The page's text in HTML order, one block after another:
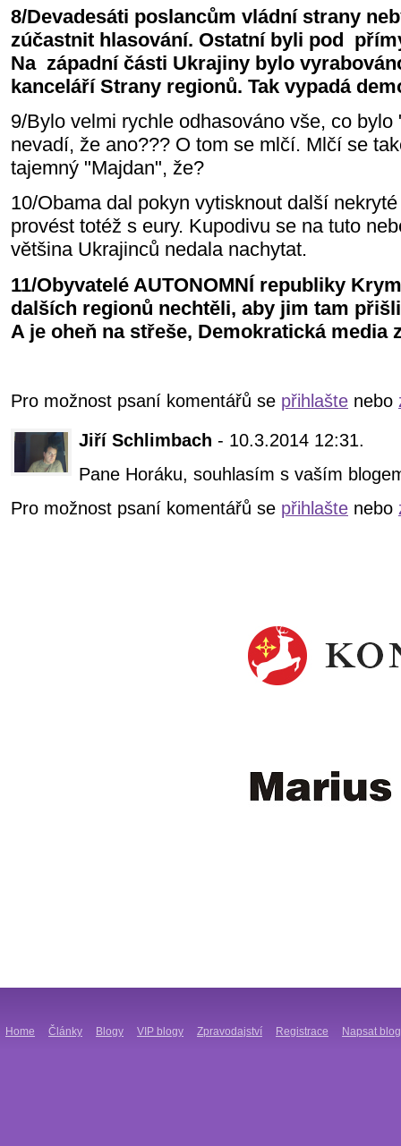
8/Devadesáti poslancům vládní strany
zúčastnit hlasování. Ostatní byli pod
Na západní části Ukrajiny bylo
kanceláří Strany regionů. Tak vypadá
9/Bylo velmi rychle odhasováno vše, co bylo
nevadí, že ano??? O tom se mlčí. Mlčí se
tajemný "Majdan", že?
10/Obama dal pokyn vytisknout další
provést totéž s eury. Kupodivu se na tuto
většina Ukrajinců nedala nachytat.
11/Obyvatelé AUTONOMNÍ republiky
dalších regionů nechtěli, aby jim tam
A je oheň na střeše, Demokratická media
Pro možnost psaní komentářů se přihlašte nebo
Jiří Schlimbach - 10.3.2014 12:31.
Pane Horáku, souhlasím s vaším
Pro možnost psaní komentářů se přihlašte nebo
Home Články Blogy VIP blogy Zpravodajství Registrace Napsat blog